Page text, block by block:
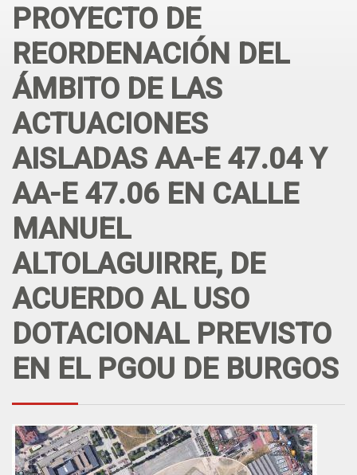
PROYECTO DE
REORDENACIÓN DEL
ÁMBITO DE LAS
ACTUACIONES
AISLADAS AA-E 47.04 Y
AA-E 47.06 EN CALLE
MANUEL
ALTOLAGUIRRE, DE
ACUERDO AL USO
DOTACIONAL PREVISTO
EN EL PGOU DE BURGOS